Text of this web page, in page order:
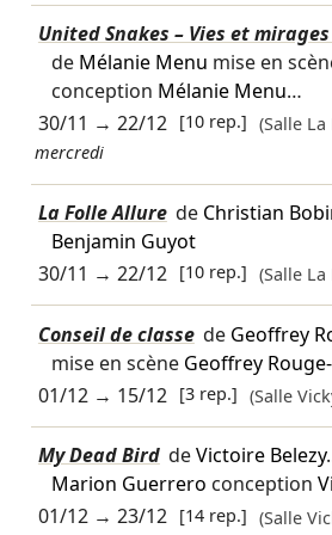
United Snakes – Vies et
de Mélanie Menu mise en
conception Mélanie Menu…
30/11 → 22/12 [10 rep.] (Salle
mercredi
La Folle Allure de Christian
Benjamin Guyot
30/11 → 22/12 [10 rep.] (Salle
Conseil de classe de Geoffrey
mise en scène Geoffrey
01/12→ 15/12 [3 rep.] (Salle
My Dead Bird deVictoire Belezy
Marion Guerrero conception
01/12→ 23/12 [14 rep.] (Salle